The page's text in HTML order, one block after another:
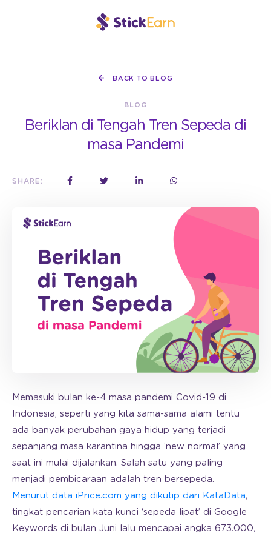
BACK TO BLOG
BLOG
Beriklan di Tengah Tren Sepeda di
masa Pandemi
SHARE:
Memasuki bulan ke-4 masa pandemi Covid-19 di
Indonesia, seperti yang kita sama-sama alami tentu
ada banyak perubahan gaya hidup yang terjadi
sepanjang masa karantina hingga ‘new normal’ yang
saat ini mulai dijalankan. Salah satu yang paling
menjadi pembicaraan adalah tren bersepeda.
Menurut data iPrice.com yang dikutip dari KataData,
tingkat pencarian kata kunci ‘sepeda lipat’ di Google
Keywords di bulan Juni lalu mencapai angka 673.000,